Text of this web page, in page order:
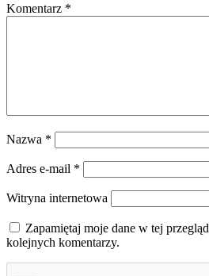
Komentarz *
Nazwa *
Adres e-mail *
Witryna internetowa
Zapamiętaj moje dane w tej
kolejnych komentarzy.